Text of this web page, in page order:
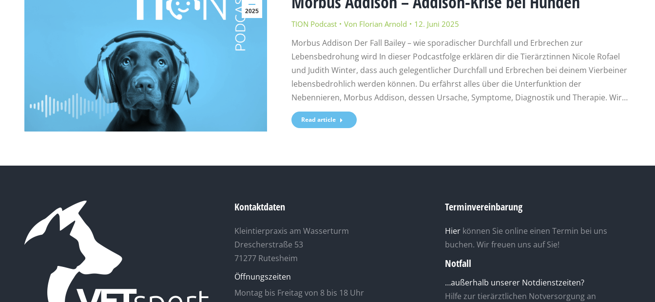
2025
TION Podcast Von Florian Arnold 12. Juni 2025
Morbus Addison Der Fall Bailey – wie sporadischer Durchfall und Erbrechen zur
Lebensbedrohung wird In dieser Podcastfolge erklären dir die Tierärztinnen Nicole Rofael
und Judith Winter, dass auch gelegentlicher Durchfall und Erbrechen bei deinem Vierbeiner
lebensbedrohlich werden können. Du erfährst alles über die Unterfunktion der
Nebennieren, Morbus Addison, dessen Ursache, Symptome, Diagnostik und Therapie. Wir…
Read article
Kontaktdaten
Kleintierpraxis am Wasserturm
Drescherstraße 53
71277 Rutesheim
Öffnungszeiten
Montag bis Freitag von 8 bis 18 Uhr
Terminvereinbarung
Hierkönnen Sie online einen Termin bei uns
buchen. Wir freuen uns auf Sie!
Notfall
…außerhalb unserer Notdienstzeiten?
Hilfe zur tierärztlichen Notversorgung an